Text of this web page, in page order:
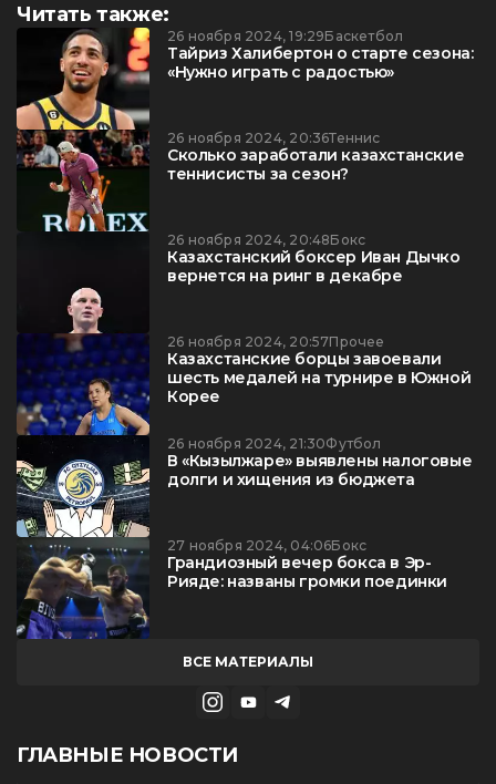
Читать также:
26 ноября 2024, 19:29Баскетбол
Тайриз Халибертон о старте сезона:
«Нужно играть с радостью»
26 ноября 2024, 20:36Теннис
Сколько заработали казахстанские
теннисисты за сезон?
26 ноября 2024, 20:48Бокс
Казахстанский боксер Иван Дычко
вернется на ринг в декабре
26 ноября 2024, 20:57Прочее
Казахстанские борцы завоевали
шесть медалей на турнире в Южной
Корее
26 ноября 2024, 21:30Футбол
В «Кызылжаре» выявлены налоговые
долги и хищения из бюджета
27 ноября 2024, 04:06Бокс
Грандиозный вечер бокса в Эр-
Рияде: названы громки поединки
ВСЕ МАТЕРИАЛЫ
ГЛАВНЫЕ НОВОСТИ